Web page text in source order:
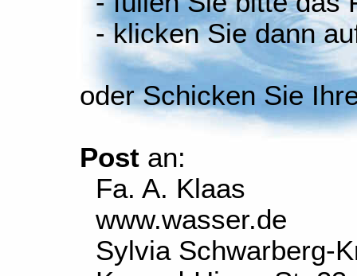
- klicken Sie dann
oder Schicken Sie
Postan:
Fa. A. Klaas
www.wasser.de
Sylvia Schwarberg-